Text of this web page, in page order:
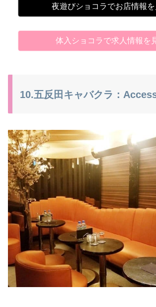
夜遊びショコラでお店情報を
体入ショコラで求人情報を
10.五反田キャバクラ：